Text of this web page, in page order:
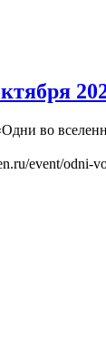
во
event/odni-